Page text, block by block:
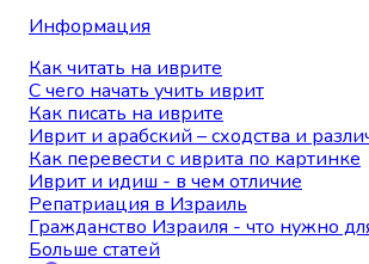
Информация
Как читать на иврите
С чего начать учить иврит
Как писать на иврите
Иврит и арабский – сходства и
Как перевести с иврита по картинке
Иврит и идиш - в чем отличие
Репатриация в Израиль
Гражданство Израиля - что нужно
Больше статей